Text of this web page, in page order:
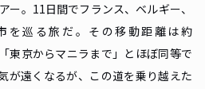
ー。11日間でフランス、ベルギー、
を巡る旅だ。その移動距離は約
東京からマニラまで」とほぼ同等で
が遠くなるが、この道を乗り越えた